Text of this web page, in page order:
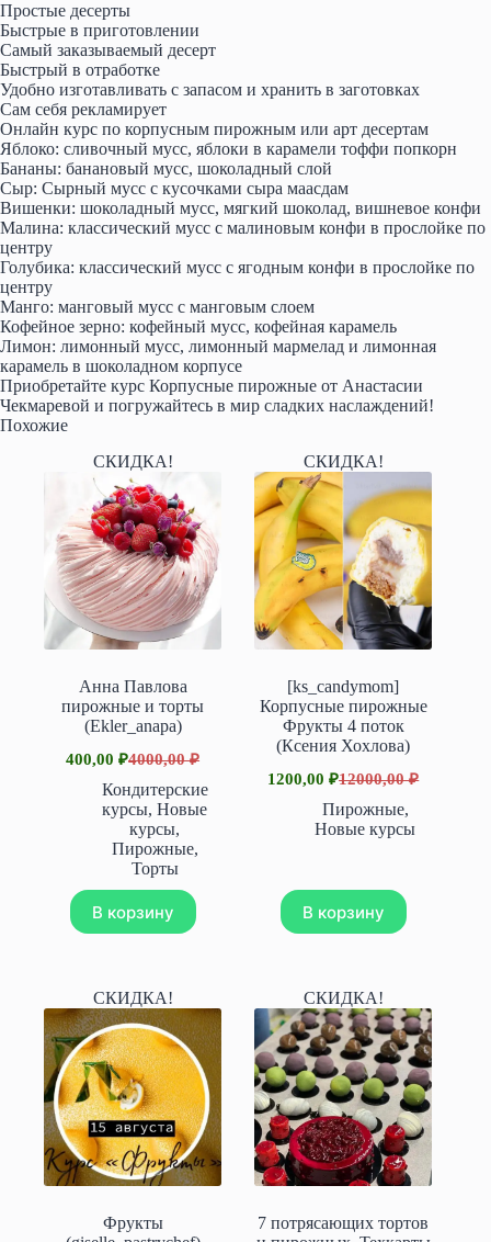
Простые десерты
Быстрые в приготовлении
Самый заказываемый десерт
Быстрый в отработке
Удобно изготавливать с запасом и хранить в заготовках
Сам себя рекламирует
Онлайн курс по корпусным пирожным или арт десертам
Яблоко: сливочный мусс, яблоки в карамели тоффи попкорн
Бананы: банановый мусс, шоколадный слой
Сыр: Сырный мусс с кусочками сыра маасдам
Вишенки: шоколадный мусс, мягкий шоколад, вишневое конфи
Малина: классический мусс с малиновым конфи в прослойке по
центру
Голубика: классический мусс с ягодным конфи в прослойке по
центру
Манго: манговый мусс с манговым слоем
Кофейное зерно: кофейный мусс, кофейная карамель
Лимон: лимонный мусс, лимонный мармелад и лимонная
карамель в шоколадном корпусе
Приобретайте курс Корпусные пирожные от Анастасии
Чекмаревой и погружайтесь в мир сладких наслаждений!
Похожие
СКИДКА!
Анна Павлова
пирожные и торты
(Ekler_anapa)
4000,00₽
Первоначальная
цена
составляла
4000,00 ₽.
400,00₽Текущая
цена:
400,00 ₽.
Кондитерские
курсы,Новые
курсы,
Пирожные,
Торты
В корзину
СКИДКА!
[ks_candymom]
Корпусные пирожные
Фрукты 4 поток
(Ксения Хохлова)
12000,00₽
Первоначальная
цена
составляла
1200,00₽Текущая
цена:
1200,00 ₽.
Пирожные,
Новые курсы
В корзину
СКИДКА!
Фрукты
СКИДКА!
7 потрясающих тортов